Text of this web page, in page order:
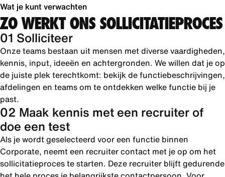
Wat je kunt verwachten
ZO WERKT ONS SOLLICITATIEPROCES
01 Solliciteer
Onze teams bestaan uit mensen met diverse vaardigheden,
kennis, input, ideeën en achtergronden. We willen dat je op
de juiste plek terechtkomt: bekijk de functiebeschrijvingen,
afdelingen en teams om te ontdekken welke functie bij je
past.
02 Maak kennis met een recruiter of
doe een test
Als je wordt geselecteerd voor een functie binnen
Corporate, neemt een recruiter contact met je op om het
sollicitatieproces te starten. Deze recruiter blijft gedurende